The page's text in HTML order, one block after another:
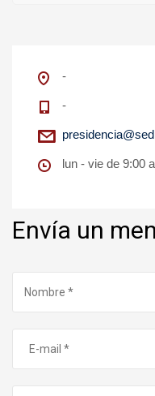
-
-
lun - vie de 9:00
Envía un